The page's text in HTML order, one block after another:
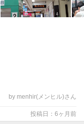
by menhir(メンヒル)さん
投稿日：6ヶ月前